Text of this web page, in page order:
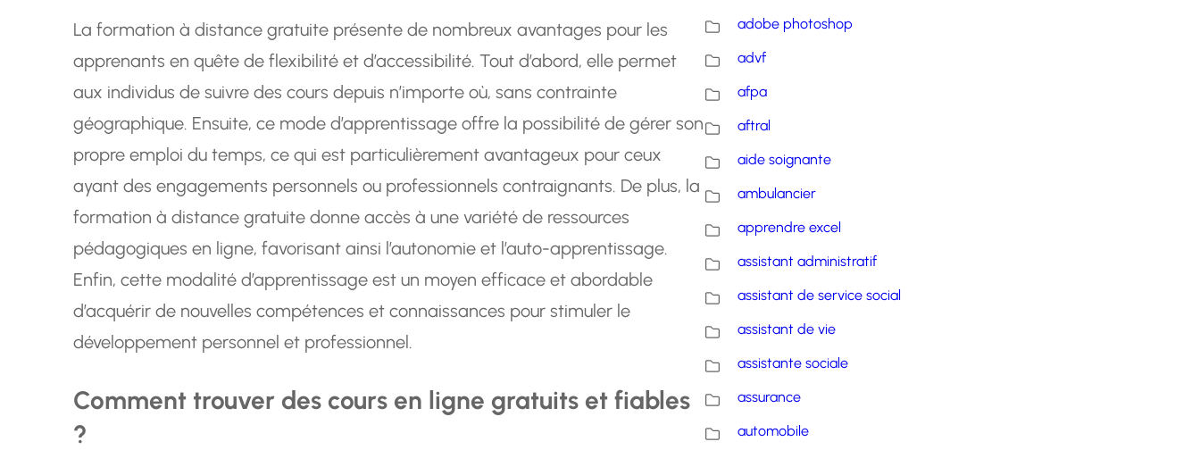
La formation à distance gratuite présente de nombreux avantages pour les
apprenants en quête de flexibilité et d’accessibilité. Tout d’abord, elle permet
aux individus de suivre des cours depuis n’importe où, sans contrainte
géographique. Ensuite, ce mode d’apprentissage offre la possibilité de gérer son
propre emploi du temps, ce qui est particulièrement avantageux pour ceux
ayant des engagements personnels ou professionnels contraignants. De plus, la
formation à distance gratuite donne accès à une variété de ressources
pédagogiques en ligne, favorisant ainsi l’autonomie et l’auto-apprentissage.
Enfin, cette modalité d’apprentissage est un moyen efficace et abordable
d’acquérir de nouvelles compétences et connaissances pour stimuler le
développement personnel et professionnel.
Comment trouver des cours en ligne gratuits et fiables
?
adobe photoshop
advf
afpa
aftral
aide soignante
ambulancier
apprendre excel
assistant administratif
assistant de service social
assistant de vie
assistante sociale
assurance
automobile